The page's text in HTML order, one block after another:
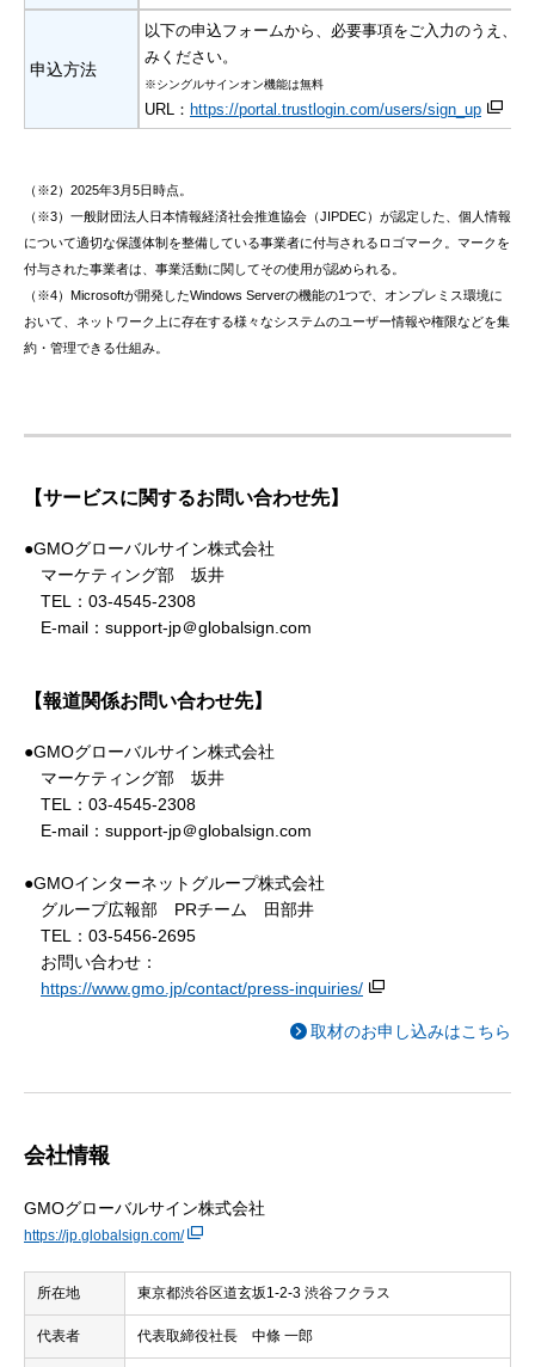
申込方法
以下の申込フォームから、必要事項をご入力のうえ、
みください。
※シングルサインオン機能は無料
URL： https://portal.trustlogin.com/users/sign_up
（※2）2025年3月5日時点。
（※3）一般財団法人日本情報経済社会推進協会（JIPDEC）が認定した、個人情報
について適切な保護体制を整備している事業者に付与されるロゴマーク。マークを
付与された事業者は、事業活動に関してその使用が認められる。
（※4）Microsoftが開発したWindows Serverの機能の1つで、オンプレミス環境に
おいて、ネットワーク上に存在する様々なシステムのユーザー情報や権限などを集
約・管理できる仕組み。
【サービスに関するお問い合わせ先】
●GMOグローバルサイン株式会社
マーケティング部 坂井
TEL：03-4545-2308
E-mail：support-jp＠globalsign.com
【報道関係お問い合わせ先】
●GMOグローバルサイン株式会社
マーケティング部 坂井
TEL：03-4545-2308
E-mail：support-jp＠globalsign.com
●GMOインターネットグループ株式会社
グループ広報部 PRチーム 田部井
TEL：03-5456-2695
お問い合わせ：
https://www.gmo.jp/contact/press-inquiries/
取材のお申し込みはこちら
会社情報
GMOグローバルサイン株式会社
https://jp.globalsign.com/
所在地 東京都渋谷区道玄坂1-2-3 渋谷フクラス
代表者 代表取締役社長 中條 一郎